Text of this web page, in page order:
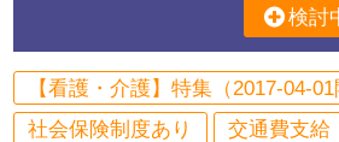
検討
【看護・介護】特集（2017-04-01
社会保険制度あり
交通費支給